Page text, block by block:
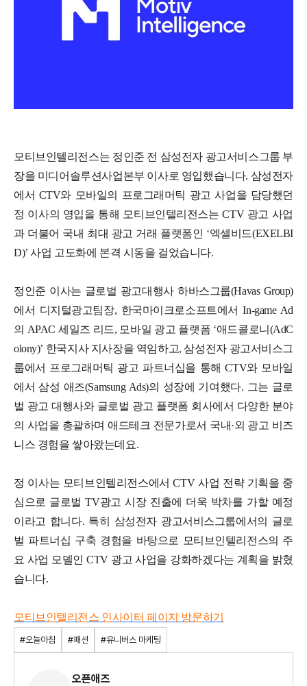
모티브인텔리전스는 정인준 전 삼성전자 광고서비스그룹 부
장을 미디어솔루션사업본부 이사로 영입했습니다. 삼성전자
에서 CTV와 모바일의 프로그래머틱 광고 사업을 담당했던
정 이사의 영입을 통해 모티브인텔리전스는 CTV 광고 사업
과 더불어 국내 최대 광고 거래 플랫폼인 ‘엑셀비드(EXELBI
D)’ 사업 고도화에 본격 시동을 걸었습니다.
정인준 이사는 글로벌 광고대행사 하바스그룹(Havas Group)
에서 디지털광고팀장, 한국마이크로소프트에서 In-game Ad
의 APAC 세일즈 리드, 모바일 광고 플랫폼 ‘애드콜로니(AdC
olony)’ 한국지사 지사장을 역임하고, 삼성전자 광고서비스그
룹에서 프로그래머틱 광고 파트너십을 통해 CTV와 모바일
에서 삼성 애즈(Samsung Ads)의 성장에 기여했다. 그는 글로
벌 광고 대행사와 글로벌 광고 플랫폼 회사에서 다양한 분야
의 사업을 총괄하며 애드테크 전문가로서 국내·외 광고 비즈
니스 경험을 쌓아왔는데요.
정 이사는 모티브인텔리전스에서 CTV 사업 전략 기획을 중
심으로 글로벌 TV광고 시장 진출에 더욱 박차를 가할 예정
이라고 합니다. 특히 삼성전자 광고서비스그룹에서의 글로
벌 파트너십 구축 경험을 바탕으로 모티브인텔리전스의 주
요 사업 모델인 CTV 광고 사업을 강화하겠다는 계획을 밝혔
습니다.
모티브인텔리전스 인사이터 페이지 방문하기
#오늘아침 #패션 #유니버스 마케팅
오픈애즈